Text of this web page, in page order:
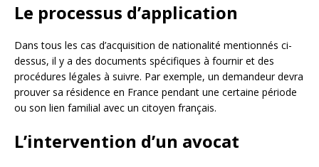
Le processus d’application
Dans tous les cas d’acquisition de nationalité mentionnés ci-
dessus, il y a des documents spécifiques à fournir et des
procédures légales à suivre. Par exemple, un demandeur devra
prouver sa résidence en France pendant une certaine période
ou son lien familial avec un citoyen français.
L’intervention d’un avocat